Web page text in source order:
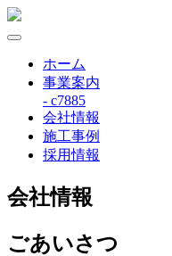
ホーム
事業案内
- c7885
会社情報
施工事例
採用情報
会社情報
ごあいさつ